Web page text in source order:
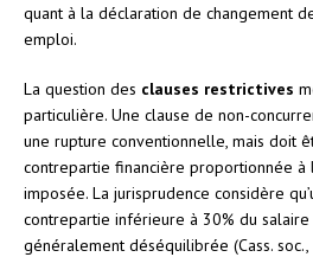
quant à la déclaration de changement
emploi.
La question des clauses restrictives
particulière. Une clause de non-
une rupture conventionnelle, mais doit
contrepartie financière proportionnée à
imposée. La jurisprudence considère
contrepartie inférieure à 30% du
généralement déséquilibrée (Cass.